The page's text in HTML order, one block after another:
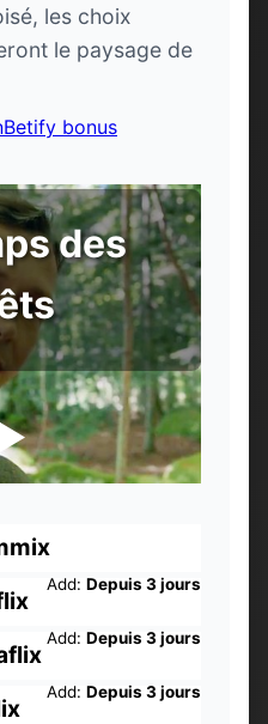
les choix
le paysage de
Betify bonus
des
Add: Depuis 3 jours
Add: Depuis 3 jours
Add: Depuis 3 jours